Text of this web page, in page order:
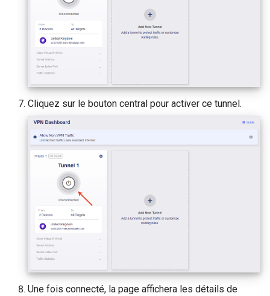
Cliquez sur le bouton central pour activer ce tunnel.
Une fois connecté, la page affichera les détails de